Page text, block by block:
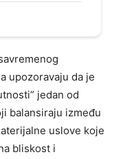
upozoravaju da je
jedan od
balansiraju između
uslove koje
bliskost i